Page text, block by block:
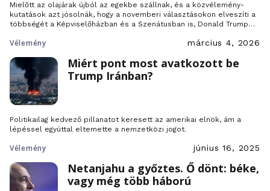
Mielőtt az olajárak újból az egekbe szállnak, és a közvélemény-
kutatások azt jósolnák, hogy a novemberi választásokon elveszíti a
többségét a Képviselőházban és a Szenátusban is, Donald Trump
visszavonhatja a csapatait Iránból, de mi történne ezután a Közel-
Vélemény március 4, 2026
Miért pont most avatkozott be
Trump Iránban?
Politikailag kedvező pillanatot keresett az amerikai elnök, ám a
lépéssel egyúttal eltemette a nemzetközi jogot.
Vélemény június 16, 2025
Netanjahu a győztes. Ő dönt: béke,
vagy még több háború